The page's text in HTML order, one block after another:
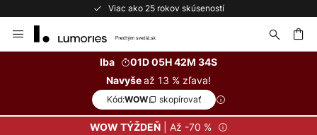
Bezplatné vrátenie do 50 dní
to
Iba
01D 05H 42M 32S
Navyšeaž 13 % zľava!
Kód:WOW skopírovať
WOW TÝŽDEŇ| Až -70 %